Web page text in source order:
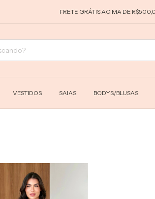
FRETE GRÁTIS ACIMA DE R$500,00
VESTIDOS SAIAS BODYS/BLUSAS